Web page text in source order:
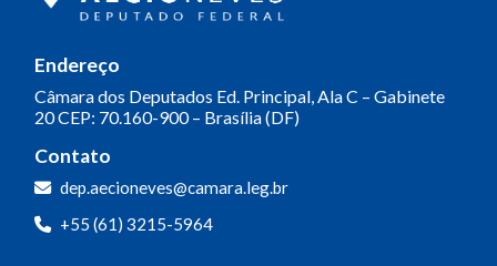
Endereço
Câmara dos Deputados Ed. Principal, Ala C – Gabinete
20CEP: 70.160-900 – Brasília (DF)
Contato
dep.aecioneves@camara.leg.br
+55 (61) 3215-5964